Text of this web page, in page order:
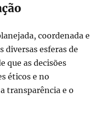
coordenada e
diversas esferas de
que as decisões
éticos e no
transparência e o